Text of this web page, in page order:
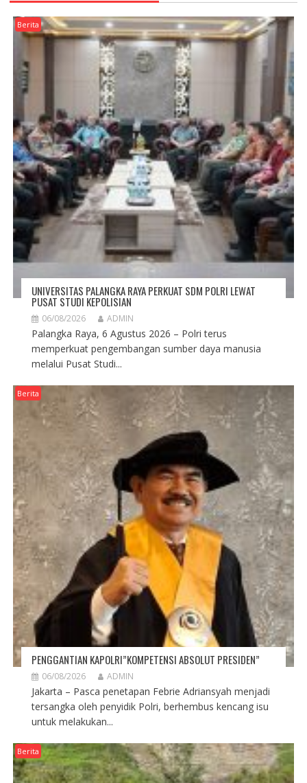
Berita
UNIVERSITAS PALANGKA RAYA PERKUAT SDM POLRI LEWAT
PUSAT STUDI KEPOLISIAN
06/08/2026 ADMIN
Palangka Raya, 6 Agustus 2026 – Polri terus
memperkuat pengembangan sumber daya manusia
melalui Pusat Studi...
Berita
PENGGANTIAN KAPOLRI”KOMPETENSI ABSOLUT PRESIDEN”
06/08/2026 ADMIN
Jakarta – Pasca penetapan Febrie Adriansyah menjadi
tersangka oleh penyidik Polri, berhembus kencang isu
untuk melakukan...
Berita